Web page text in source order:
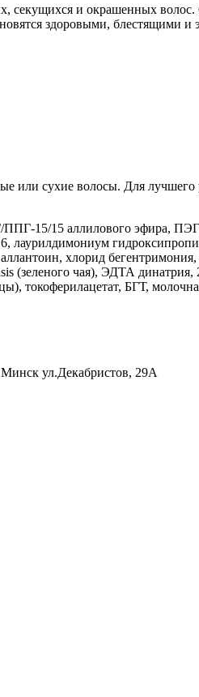
секущихся и окрашенных
здоровыми, блестящими и
или сухие волосы. Для лучшего
15/15 аллилового эфира,
лаурилдимониум
хлорид
(зеленого чая), ЭДТА
токоферилацетат, БГТ,
ул.Декабристов, 29А